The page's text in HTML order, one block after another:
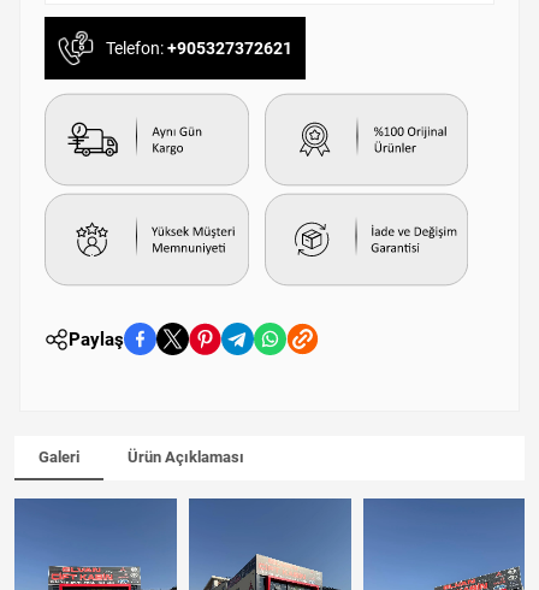
Telefon:+905327372621
Paylaş
Galeri Ürün Açıklaması